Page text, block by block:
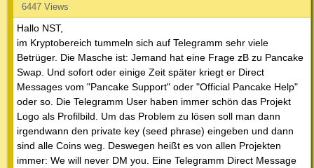
6447 Views
Hallo NST,
im Kryptobereich tummeln sich auf Telegramm sehr viele
Betrüger. Die Masche ist: Jemand hat eine Frage zB zu Pancake
Swap. Und sofort oder einige Zeit später kriegt er Direct
Messages vom "Pancake Support" oder "Official Pancake Help"
oder so. Die Telegramm User haben immer schön das Projekt
Logo als Profilbild. Um das Problem zu lösen soll man dann
irgendwann den private key (seed phrase) eingeben und dann
sind alle Coins weg. Deswegen heißt es von allen Projekten
immer: We will never DM you. Eine Telegramm Direct Message